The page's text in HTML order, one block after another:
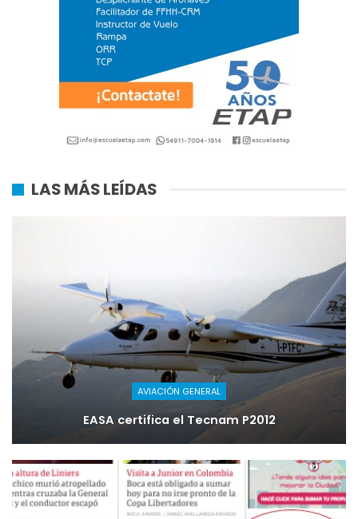
LAS MÁS LEÍDAS
AVIACIÓN GENERAL
EASA certifica el Tecnam P2012